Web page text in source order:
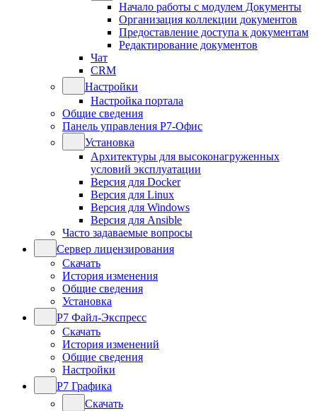
Начало работы с модулем Документы
Организация коллекции документов
Предоставление доступа к документам
Редактирование документов
Чат
CRM
Настройки
Настройка портала
Общие сведения
Панель управления Р7-Офис
Установка
Архитектуры для высоконагруженных
условий эксплуатации
Версия для Docker
Версия для Linux
Версия для Windows
Версия для Ansible
Часто задаваемые вопросы
Сервер лицензирования
Скачать
История изменения
Общие сведения
Установка
Р7 Файл-Экспресс
Скачать
История изменений
Общие сведения
Настройки
Р7 Графика
Скачать